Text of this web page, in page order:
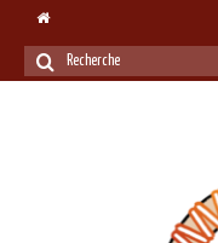
Rechercher
: